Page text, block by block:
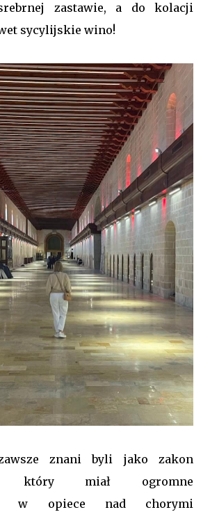
zastawie, a do kolacji
sycylijskie wino!
znani byli jako zakon
który miał ogromne
w opiece nad chorymi